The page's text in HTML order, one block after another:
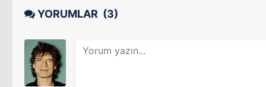
Sinema Filmi
Sinema Filmi
YORUMLAR (3)